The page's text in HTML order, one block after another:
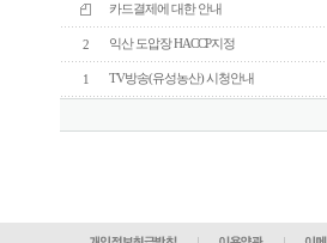
카드결제에 대한 안내
2 익산 도압장 HACCP지정
1 TV방송(유성농산) 시청안내